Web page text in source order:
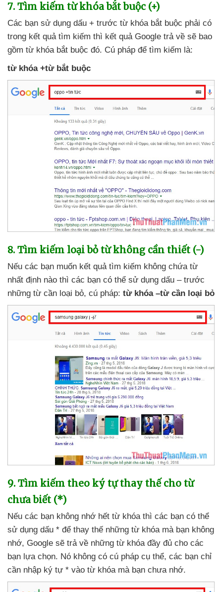
7. Tìm kiếm từ khóa bắt buộc (+)
Các bạn sử dụng dấu + trước từ khóa bắt buộc phải có
trong kết quả tìm kiếm thì kết quả Google trả về sẽ bao
gồm từ khóa bắt buộc đó. Cú pháp để tìm kiếm là:
từ khóa +từ bắt buộc
8. Tìm kiếm loại bỏ từ không cần thiết (-)
Nếu các bạn muốn kết quả tìm kiếm không chứa từ
nhất định nào thì các bạn có thể sử dụng dấu – trước
những từ cần loại bỏ, cú pháp: từ khóa –từ cần loại bỏ
9. Tìm kiếm theo ký tự thay thế cho từ
chưa biết (*)
Nếu các bạn không nhớ hết từ khóa thì các bạn có thể
sử dụng dấu * để thay thế những từ khóa mà bạn không
nhớ, Google sẽ trả về những từ khóa đầy đủ cho các
bạn lựa chọn. Nó không có cú pháp cụ thể, các bạn chỉ
cần nhập ký tự * vào từ khóa mà bạn chưa nhớ.